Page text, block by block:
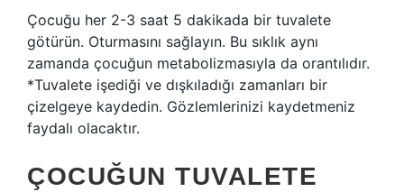
Çocuğu her 2-3 saat 5 dakikada bir tuvalete
götürün. Oturmasını sağlayın. Bu sıklık aynı
zamanda çocuğun metabolizmasıyla da orantılıdır.
*Tuvalete işediği ve dışkıladığı zamanları bir
çizelgeye kaydedin. Gözlemlerinizi kaydetmeniz
faydalı olacaktır.
ÇOCUĞUN TUVALETE